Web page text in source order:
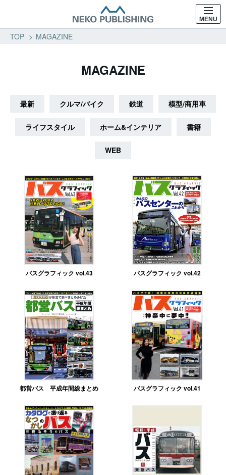
MENU
TOP MAGAZINE
MAGAZINE
最新 クルマ/バイク 鉄道 模型/商用車
ライフスタイル ホーム&インテリア 書籍
WEB
バスグラフィック vol.43 バスグラフィック vol.42
都営バス 平成年間総まとめ バスグラフィック vol.41